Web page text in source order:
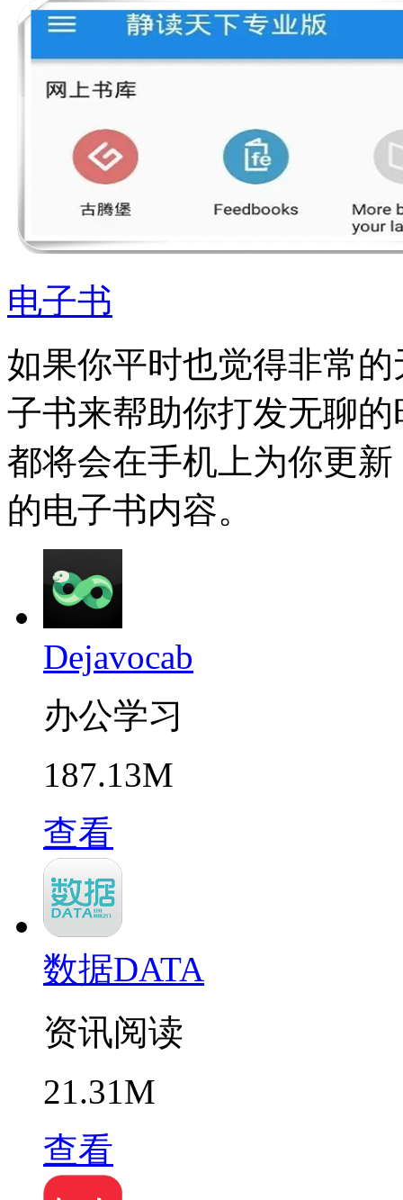
电子书
如果你平时也觉得非常
子书来帮助你打发无聊
都将会在手机上为你更
的电子书内容。
Dejavocab
办公学习
187.13M
查看
数据DATA
资讯阅读
21.31M
查看